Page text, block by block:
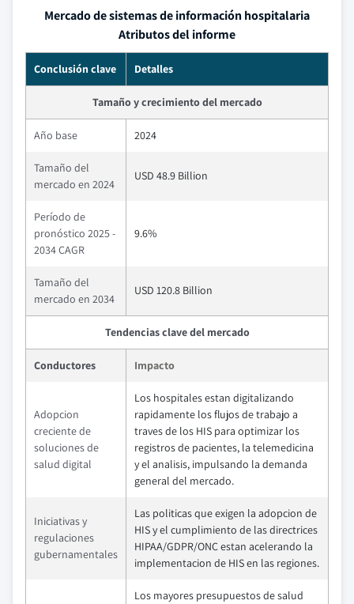
Mercado de sistemas de información hospitalaria
Atributos del informe
Conclusión clave Detalles
Tamaño y crecimiento del mercado
Año base 2024
Tamaño del
mercado en 2024
USD 48.9 Billion
Período de
pronóstico 2025 -
2034 CAGR
9.6%
Tamaño del
mercado en 2034
USD 120.8 Billion
Tendencias clave del mercado
Conductores Impacto
Adopcion
creciente de
soluciones de
salud digital
Los hospitales estan digitalizando
rapidamente los flujos de trabajo a
traves de los HIS para optimizar los
registros de pacientes, la telemedicina
y el analisis, impulsando la demanda
general del mercado.
Iniciativas y
regulaciones
gubernamentales
Las politicas que exigen la adopcion de
HIS y el cumplimiento de las directrices
HIPAA/GDPR/ONC estan acelerando la
implementacion de HIS en las regiones.
Los mayores presupuestos de salud